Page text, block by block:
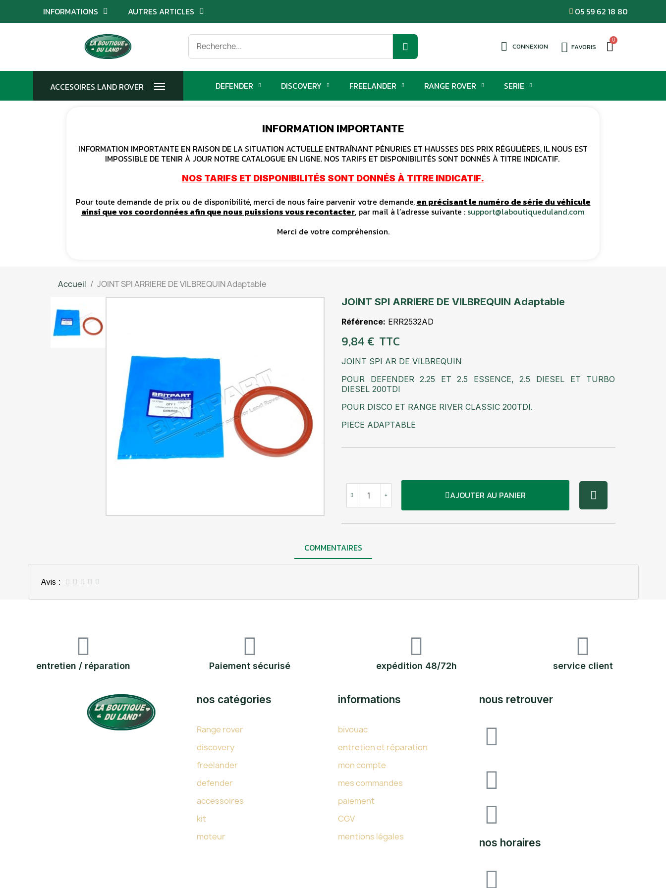
INFORMATIONS AUTRES ARTICLES 05 59 62 18 80
CONNEXION FAVORIS
DEFENDER DISCOVERY FREELANDER RANGE ROVER SERIE
INFORMATION IMPORTANTE
INFORMATION IMPORTANTE EN RAISON DE LA SITUATION ACTUELLE ENTRAÎNANT PÉNURIES ET HAUSSES DES PRIX RÉGULIÈRES, IL NOUS EST
IMPOSSIBLE DE TENIR À JOUR NOTRE CATALOGUE EN LIGNE. NOS TARIFS ET DISPONIBILITÉS SONT DONNÉS À TITRE INDICATIF.
NOS TARIFS ET DISPONIBILITÉS SONT DONNÉS À TITRE INDICATIF.
Pour toute demande de prix ou de disponibilité, merci de nous faire parvenir votre demande,en précisant le numéro de série du véhicule
ainsi que vos coordonnées afin que nous puissions vous recontacter, par mail à l’adresse suivante : support@laboutiqueduland.com
Merci de votre compréhension.
Accueil JOINT SPI ARRIERE DE VILBREQUIN Adaptable
JOINT SPI ARRIERE DE VILBREQUIN Adaptable
Référence ERR2532AD
9,84 € TTC
JOINT SPI AR DE VILBREQUIN
POUR DEFENDER 2.25 ET 2.5 ESSENCE, 2.5 DIESEL ET TURBO
DIESEL 200TDI
POUR DISCO ET RANGE RIVER CLASSIC 200TDI.
PIECE ADAPTABLE
AJOUTER AU PANIER
COMMENTAIRES
Avis :     
entretien / réparation Paiement sécurisé expédition 48/72h service client
nos catégories
Range rover
discovery
freelander
defender
accessoires
kit
moteur
informations
bivouac
entretien et réparation
mon compte
mes commandes
paiement
CGV
mentions légales
nous retrouver
nos horaires